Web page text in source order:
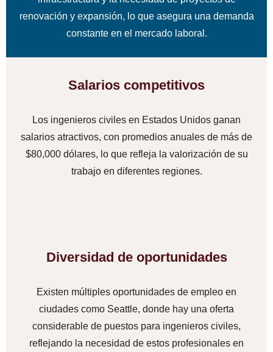
renovación y expansión, lo que asegura una demanda
constante en el mercado laboral.
Salarios competitivos
Los ingenieros civiles en Estados Unidos ganan
salarios atractivos, con promedios anuales de más de
$80,000 dólares, lo que refleja la valorización de su
trabajo en diferentes regiones.
Diversidad de oportunidades
Existen múltiples oportunidades de empleo en
ciudades como Seattle, donde hay una oferta
considerable de puestos para ingenieros civiles,
reflejando la necesidad de estos profesionales en